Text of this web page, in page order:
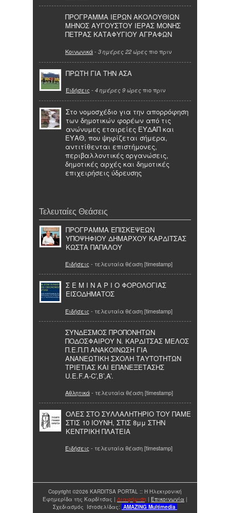
ΠΡΟΓΡΑΜΜΑ ΙΕΡΩΝ ΑΚΟΛΟΥΘΙΩΝ
ΜΗΝΟΣ ΑΥΓΟΥΣΤΟΥ ΙΕΡΑΣ ΜΟΝΗΣ
ΠΕΤΡΑΣ ΚΑΤΑΦΥΓΙΟΥ ΑΓΡΑΦΩΝ
Κοινωνικά- 3 ημέρες 22 ώρες πιο πριν
ΠΡΩΤΗ ΓΙΑ ΤΗΝ ΑΣΑ
Ειδήσεις - 4 ημέρες 9 ώρες πιο πριν
Στο νομοσχέδιο για την απορρόφηση
των δημοτικών φορέων από τις
ανώνυμες εταιρείες ΕΥΔΑΠ και
ΕΥΑΘ, που ψηφίζεται σήμερα,
αντιτίθενται επιστήμονες,
περιβαλλοντικές οργανώσεις,
δημοτικές αρχές και δημοτικές
επιχειρήσεις ύδρευσης
Τελευταίες Θεάσεις
ΠΡΟΓΡΑΜΜΑ ΕΠΙΣΚΕΨΕΩΝ
ΥΠΟΨΗΦΙΟΥ ΔΗΜΑΡΧΟΥ ΚΑΡΔΙΤΣΑΣ
ΚΩΣΤΑ ΠΑΠΑΛΟΥ
Ειδήσεις - τελευταία θέαση [timestamp]
Σ Ε Μ Ι Ν Α Ρ Ι Ο ΦΟΡΟΛΟΓΙΑΣ
ΕΙΣΟΔΗΜΑΤΟΣ
Ειδήσεις - τελευταία θέαση [timestamp]
ΣΥΝΔΕΣΜΟΣ ΠΡΟΠΟΝΗΤΩΝ
ΠΟΔΟΣΦΑΙΡΟΥ Ν. ΚΑΡΔΙΤΣΑΣ ΜΕΛΟΣ
Π.Ε.Π.Π ΑΝΑΚΟΙΝΩΣΗ ΓΙΑ
ΑΝΑΝΕΩΤΙΚΗ ΣΧΟΛΗ ΤΑΥΤΟΤΗΤΩΝ
ΤΡΙΕΤΙΑΣ ΚΑΙ ΕΠΑΝΕΞΕΤΑΣΗΣ
U.E.F.A-C’,B’,A’.
Αθλητικά- τελευταία θέαση [timestamp]
ΟΛΕΣ ΣΤΟ ΣΥΛΛΑΛΗΤΗΡΙΟ ΤΟΥ ΠΑΜΕ
ΣΤΙΣ 10 ΙΟΥΝΗ, ΣΤΙΣ 8μμ ΣΤΗΝ
ΚΕΝΤΡΙΚΗ ΠΛΑΤΕΙΑ
Ειδήσεις - τελευταία θέαση [timestamp]
Copyright ©2026 KARDITSA PORTAL :: Η Ηλεκτρονική
Εφημερίδα της Καρδίτσας | Διαφήμιση | Επικοινωνία |
Σχεδιασμός Ιστοσελίδας: AMAZING Multimedia